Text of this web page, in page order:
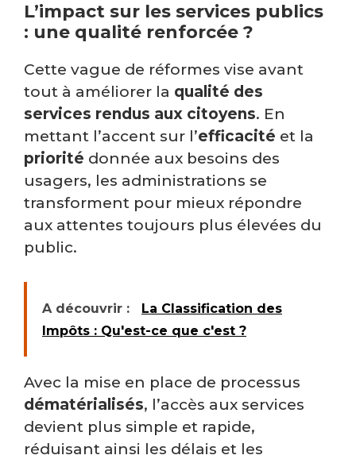
L’impact sur les services publics
: une qualité renforcée ?
Cette vague de réformes vise avant
tout à améliorer la qualité des
services rendus aux citoyens. En
mettant l’accent sur l’efficacité et la
priorité donnée aux besoins des
usagers, les administrations se
transforment pour mieux répondre
aux attentes toujours plus élevées du
public.
A découvrir :
La Classification des
Impôts : Qu'est-ce que c'est ?
Avec la mise en place de processus
dématérialisés, l’accès aux services
devient plus simple et rapide,
réduisant ainsi les délais et les